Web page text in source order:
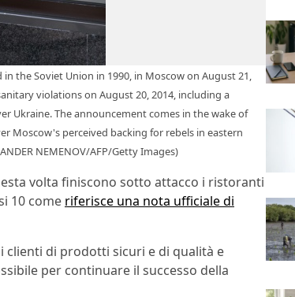
the Soviet Union in 1990, in Moscow on August 21,
violations on August 20, 2014, including a
Ukraine. The announcement comes in the wake of
Moscow's perceived backing for rebels in eastern
NEMENOV/AFP/Getty Images)
volta finiscono sotto attacco i ristoranti
10 come riferisce una nota ufficiale di
clienti di prodotti sicuri e di qualità e
per continuare il successo della